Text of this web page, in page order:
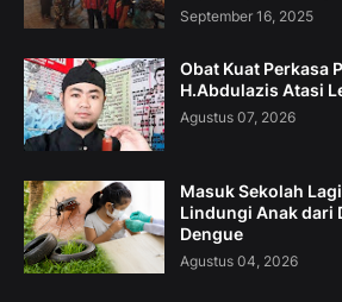
September 16, 2025
Obat Kuat Perkasa
H.Abdulazis Atasi
Agustus 07, 2026
Masuk Sekolah
Lindungi Anak dari
Dengue
Agustus 04, 2026